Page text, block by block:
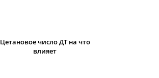
Цетановое число ДТ на что
влияет